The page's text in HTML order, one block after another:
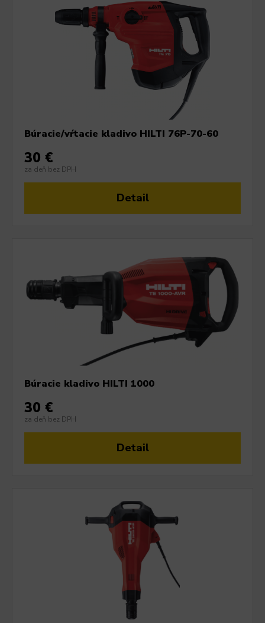
Búracie/vŕtacie kladivo HILTI 76P-70-60
30 €
za deň bez DPH
Detail
Búracie kladivo HILTI 1000
30 €
za deň bez DPH
Detail